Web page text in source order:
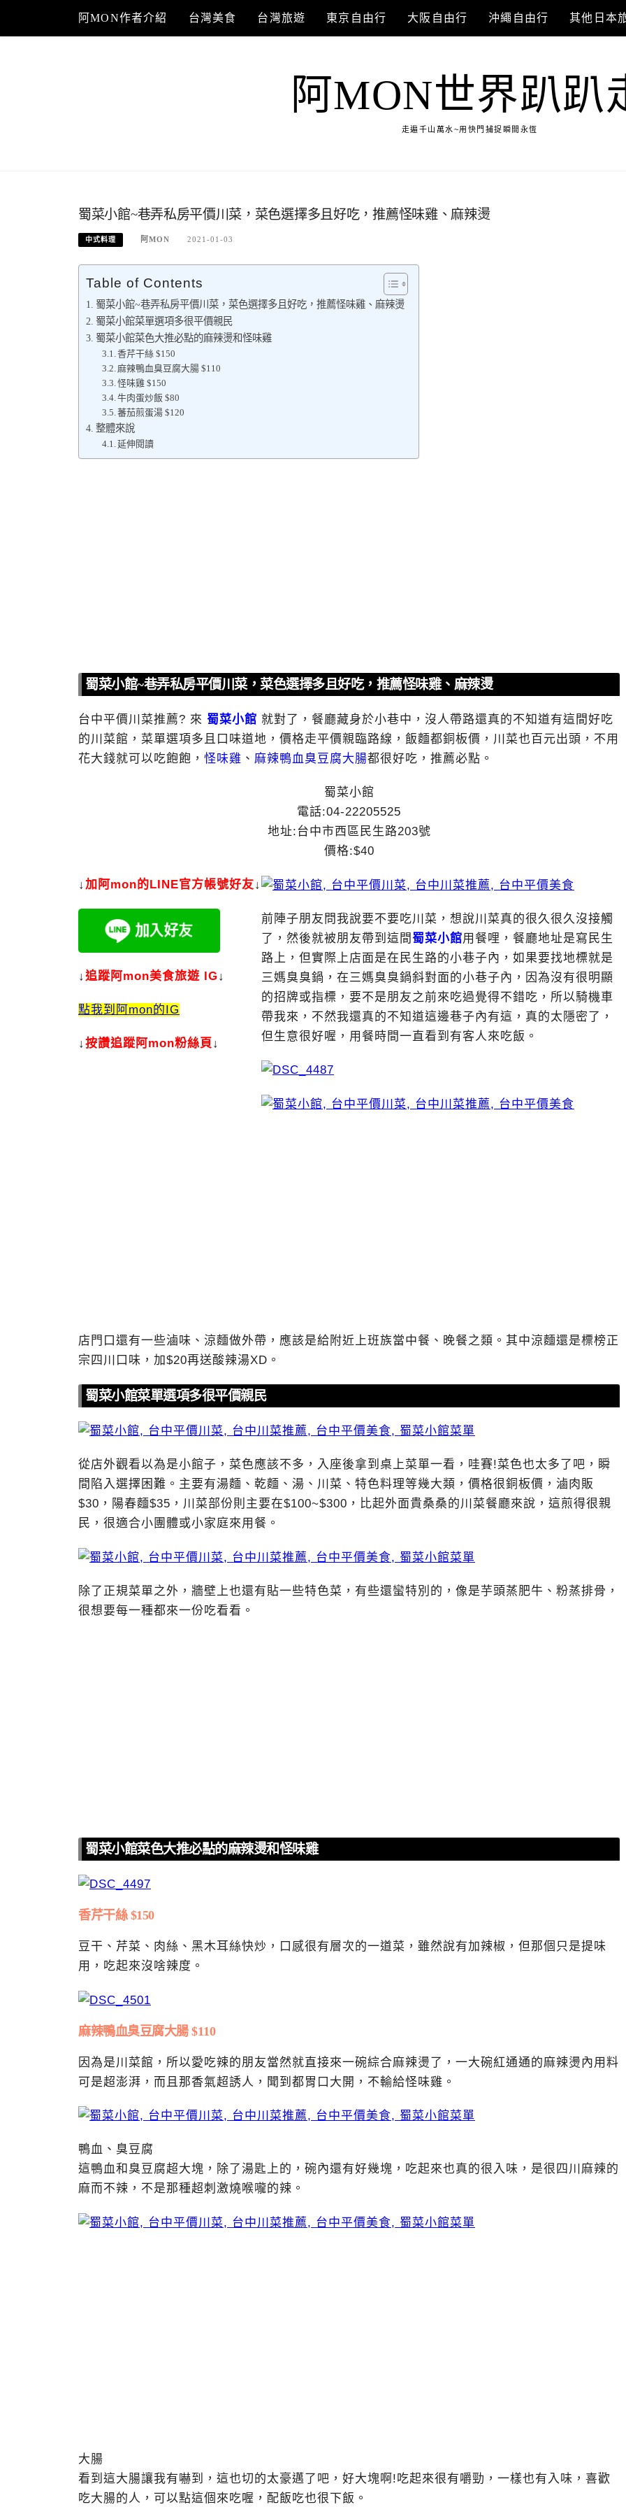
content
阿MON作者介紹 台灣美食 台灣旅遊 東京自由行 大阪自由行 沖繩自由行 其他日本
阿MON世界趴趴
走遍千山萬水~用快門捕捉瞬間永恆
蜀菜小館~巷弄私房平價川菜，菜色選擇多且好吃，推薦怪味雞、麻辣燙
中式料理 阿MON 2021-01-03
Table of Contents
蜀菜小館~巷弄私房平價川菜，菜色選擇多且好吃，推薦怪味雞、麻辣燙
蜀菜小館菜單選項多很平價親民
蜀菜小館菜色大推必點的麻辣燙和怪味雞
香芹干絲 $150
麻辣鴨血臭豆腐大腸 $110
怪味雞 $150
牛肉蛋炒飯 $80
蕃茄煎蛋湯 $120
整體來說
延伸閱讀
蜀菜小館~巷弄私房平價川菜，菜色選擇多且好吃，推薦怪味雞、麻辣燙
台中平價川菜推薦? 來 蜀菜小館 就對了，餐廳藏身於小巷中，沒人帶路還真的不知道有這間好吃
的川菜館，菜單選項多且口味道地，價格走平價親臨路線，飯麵都銅板價，川菜也百元出頭，不用
花大錢就可以吃飽飽， 怪味雞 、 麻辣鴨血臭豆腐大腸都很好吃，推薦必點。
蜀菜小館
電話:04-22205525
地址:台中市西區民生路203號
價格:$40
↓加 阿mon的LINE官方帳號好友↓
↓追蹤阿mon美食旅遊 IG↓
點我到阿mon的IG
↓按讚追蹤阿mon粉絲頁 ↓
前陣子朋友問我說要不要吃川菜，想說川菜真的很久很久沒接觸
了，然後就被朋友帶到這間蜀菜小館用餐哩，餐廳地址是寫民生
路上，但實際上店面是在民生路的小巷子內，如果要找地標就是
三媽臭臭鍋，在三媽臭臭鍋斜對面的小巷子內，因為沒有很明顯
的招牌或指標，要不是朋友之前來吃過覺得不錯吃，所以騎機車
帶我來，不然我還真的不知道這邊巷子內有這，真的太隱密了，
但生意很好喔，用餐時間一直看到有客人來吃飯。
店門口還有一些滷味、涼麵做外帶，應該是給附近上班族當中餐、晚餐之類。其中涼麵還是標榜正
宗四川口味，加$20再送酸辣湯XD。
蜀菜小館菜單選項多很平價親民
從店外觀看以為是小館子，菜色應該不多，入座後拿到桌上菜單一看，哇賽!菜色也太多了吧，瞬
間陷入選擇困難。主要有湯麵、乾麵、湯、川菜、特色料理等幾大類，價格很銅板價，滷肉販
$30，陽春麵$35，川菜部份則主要在$100~$300，比起外面貴桑桑的川菜餐廳來說，這煎得很親
民，很適合小團體或小家庭來用餐。
除了正規菜單之外，牆壁上也還有貼一些特色菜，有些還蠻特別的，像是芋頭蒸肥牛、粉蒸排骨，
很想要每一種都來一份吃看看。
蜀菜小館菜色大推必點的麻辣燙和怪味雞
香芹干絲 $150
豆干、芹菜、肉絲、黑木耳絲快炒，口感很有層次的一道菜，雖然說有加辣椒，但那個只是提味
用，吃起來沒啥辣度。
麻辣鴨血臭豆腐大腸 $110
因為是川菜館，所以愛吃辣的朋友當然就直接來一碗綜合麻辣燙了，一大碗紅通通的麻辣燙內用料
可是超澎湃，而且那香氣超誘人，聞到都胃口大開，不輸給怪味雞。
鴨血、臭豆腐
這鴨血和臭豆腐超大塊，除了湯匙上的，碗內還有好幾塊，吃起來也真的很入味，是很四川麻辣的
麻而不辣，不是那種超刺激燒喉嚨的辣。
大腸
看到這大腸讓我有嚇到，這也切的太豪邁了吧，好大塊啊!吃起來很有嚼勁，一樣也有入味，喜歡
吃大腸的人，可以點這個來吃喔，配飯吃也很下飯。